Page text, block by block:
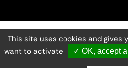
Mentions
Gestion des
Accessibilité
Ministère de la
This site uses cookies and gives
want to activate
✓ OK, accept all